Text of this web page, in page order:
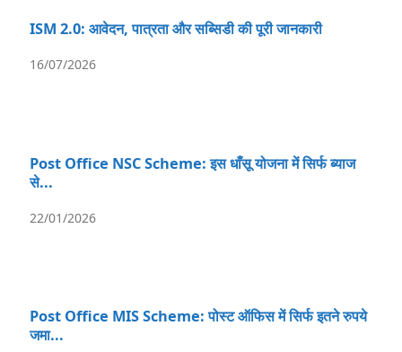
ISM 2.0: आवेदन, पात्रता और सब्सिडी की पूरी जानकारी
16/07/2026
Post Office NSC Scheme: इस धाँसू योजना में सिर्फ ब्याज
से...
22/01/2026
Post Office MIS Scheme: पोस्ट ऑफिस में सिर्फ इतने रुपये
जमा...